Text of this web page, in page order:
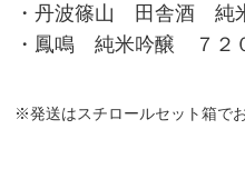
・丹波篠山 田舎酒
・鳳鳴 純米吟醸 ７２
※発送はスチロールセット箱で